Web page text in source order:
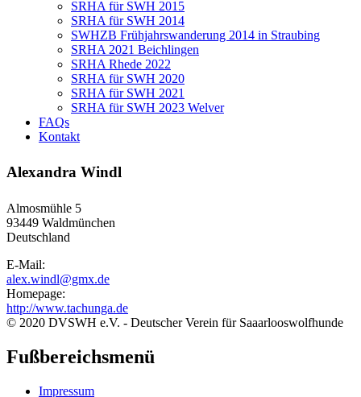
SRHA für SWH 2015
SRHA für SWH 2014
SWHZB Frühjahrswanderung 2014 in Straubing
SRHA 2021 Beichlingen
SRHA Rhede 2022
SRHA für SWH 2020
SRHA für SWH 2021
SRHA für SWH 2023 Welver
FAQs
Kontakt
Alexandra Windl
Almosmühle 5
93449 Waldmünchen
Deutschland
E-Mail:
alex.windl@gmx.de
Homepage:
http://www.tachunga.de
© 2020 DVSWH e.V. - Deutscher Verein für Saaarlooswolfhunde
Fußbereichsmenü
Impressum